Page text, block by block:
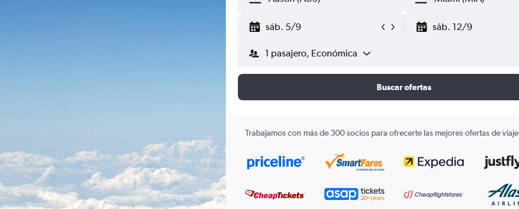
sáb. 5/9 sáb. 12/9
1 pasajero, Económica
Buscar ofertas
Trabajamos con más de 300 socios para ofrecerte las mejores ofertas de viaje